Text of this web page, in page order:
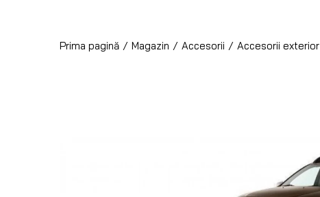
Prima pagină / Magazin / Accesorii / Accesorii exterior